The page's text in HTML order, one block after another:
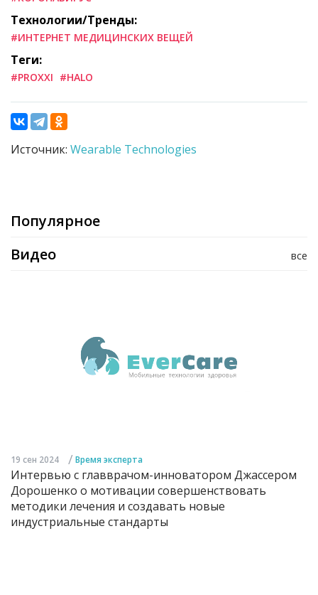
Технологии/Тренды:
#ИНТЕРНЕТ МЕДИЦИНСКИХ ВЕЩЕЙ
Теги:
#PROXXI #HALO
Источник: Wearable Technologies
Популярное
все
Видео
19 сен 2024 / Время эксперта
Интервью с главврачом-инноватором Джассером
Дорошенко о мотивации совершенствовать
методики лечения и создавать новые
индустриальные стандарты